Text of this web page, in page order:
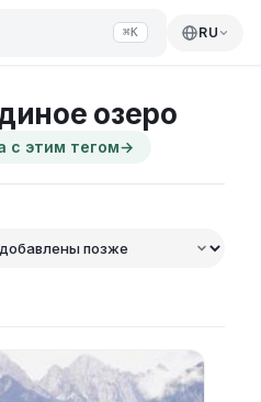
⌘K RU
озеро
с этим тегом→